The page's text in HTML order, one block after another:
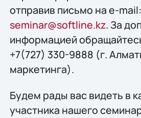
отправив письмо на e-mail:
seminar@softline.kz. За
информацией
+7(727) 330-9888 (г.
маркетинга).
Будем рады вас видеть в
участника нашего